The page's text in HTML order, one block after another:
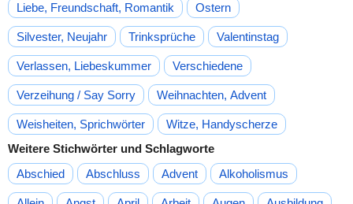
Liebe, Freundschaft, Romantik Ostern
Silvester, Neujahr Trinksprüche Valentinstag
Verlassen, Liebeskummer Verschiedene
Verzeihung / Say Sorry Weihnachten, Advent
Weisheiten, Sprichwörter
Witze, Handyscherze
Weitere Stichwörter und Schlagworte
Abschied
Abschluss Advent Alkoholismus